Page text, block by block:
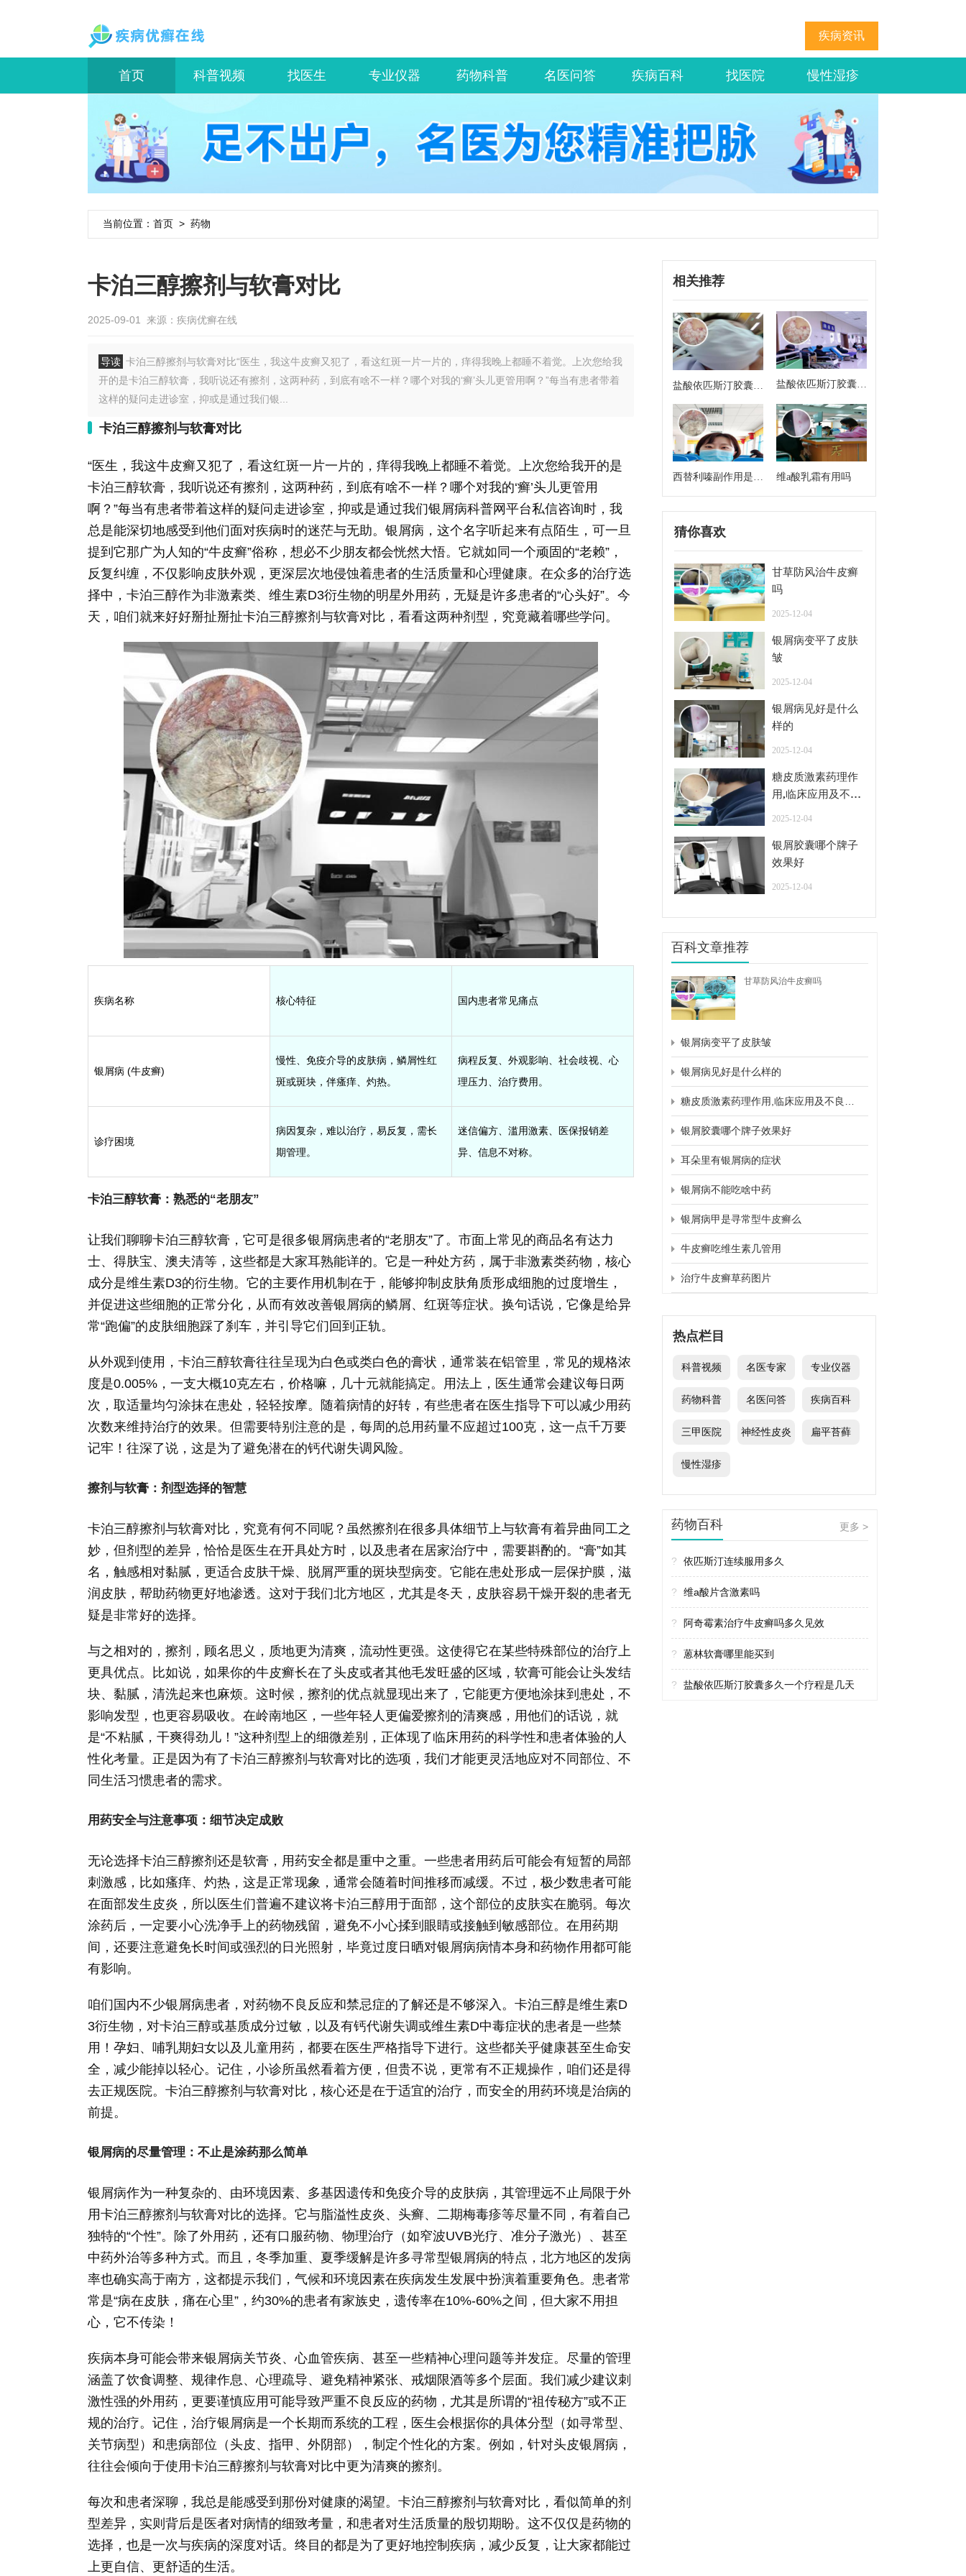
疾病资讯
首页 科普视频 找医生 专业仪器 药物科普 名医问答 疾病百科 找医院 慢性湿疹
当前位置： 首页 > 药物
卡泊三醇擦剂与软膏对比
2025-09-01 来源： 疾病优癣在线
导读 卡泊三醇擦剂与软膏对比“医生，我这牛皮癣又犯了，看这红斑一片一片的，痒得我晚上都睡不着觉。上次您给我
开的是卡泊三醇软膏，我听说还有擦剂，这两种药，到底有啥不一样？哪个对我的‘癣’头儿更管用啊？”每当有患者带着
这样的疑问走进诊室，抑或是通过我们银...
卡泊三醇擦剂与软膏对比
“医生，我这牛皮癣又犯了，看这红斑一片一片的，痒得我晚上都睡不着觉。上次您给我开的是
卡泊三醇软膏，我听说还有擦剂，这两种药，到底有啥不一样？哪个对我的‘癣’头儿更管用
啊？”每当有患者带着这样的疑问走进诊室，抑或是通过我们银屑病科普网平台私信咨询时，我
总是能深切地感受到他们面对疾病时的迷茫与无助。银屑病，这个名字听起来有点陌生，可一旦
提到它那广为人知的“牛皮癣”俗称，想必不少朋友都会恍然大悟。它就如同一个顽固的“老赖”，
反复纠缠，不仅影响皮肤外观，更深层次地侵蚀着患者的生活质量和心理健康。在众多的治疗选
择中，卡泊三醇作为非激素类、维生素D3衍生物的明星外用药，无疑是许多患者的“心头好”。今
天，咱们就来好好掰扯掰扯卡泊三醇擦剂与软膏对比，看看这两种剂型，究竟藏着哪些学问。
疾病名称 核心特征 国内患者常见痛点
银屑病 (牛皮癣)
慢性、免疫介导的皮肤病，鳞屑性红
斑或斑块，伴瘙痒、灼热。
病程反复、外观影响、社会歧视、心
理压力、治疗费用。
诊疗困境
病因复杂，难以治疗，易反复，需长
期管理。
迷信偏方、滥用激素、医保报销差
异、信息不对称。
卡泊三醇软膏：熟悉的“老朋友”
让我们聊聊卡泊三醇软膏，它可是很多银屑病患者的“老朋友”了。市面上常见的商品名有达力
士、得肤宝、澳夫清等，这些都是大家耳熟能详的。它是一种处方药，属于非激素类药物，核心
成分是维生素D3的衍生物。它的主要作用机制在于，能够抑制皮肤角质形成细胞的过度增生，
并促进这些细胞的正常分化，从而有效改善银屑病的鳞屑、红斑等症状。换句话说，它像是给异
常“跑偏”的皮肤细胞踩了刹车，并引导它们回到正轨。
从外观到使用，卡泊三醇软膏往往呈现为白色或类白色的膏状，通常装在铝管里，常见的规格浓
度是0.005%，一支大概10克左右，价格嘛，几十元就能搞定。用法上，医生通常会建议每日两
次，取适量均匀涂抹在患处，轻轻按摩。随着病情的好转，有些患者在医生指导下可以减少用药
次数来维持治疗的效果。但需要特别注意的是，每周的总用药量不应超过100克，这一点千万要
记牢！往深了说，这是为了避免潜在的钙代谢失调风险。
擦剂与软膏：剂型选择的智慧
卡泊三醇擦剂与软膏对比，究竟有何不同呢？虽然擦剂在很多具体细节上与软膏有着异曲同工之
妙，但剂型的差异，恰恰是医生在开具处方时，以及患者在居家治疗中，需要斟酌的。“膏”如其
名，触感相对黏腻，更适合皮肤干燥、脱屑严重的斑块型病变。它能在患处形成一层保护膜，滋
润皮肤，帮助药物更好地渗透。这对于我们北方地区，尤其是冬天，皮肤容易干燥开裂的患者无
疑是非常好的选择。
与之相对的，擦剂，顾名思义，质地更为清爽，流动性更强。这使得它在某些特殊部位的治疗上
更具优点。比如说，如果你的牛皮癣长在了头皮或者其他毛发旺盛的区域，软膏可能会让头发结
块、黏腻，清洗起来也麻烦。这时候，擦剂的优点就显现出来了，它能更方便地涂抹到患处，不
影响发型，也更容易吸收。在岭南地区，一些年轻人更偏爱擦剂的清爽感，用他们的话说，就
是“不粘腻，干爽得劲儿！”这种剂型上的细微差别，正体现了临床用药的科学性和患者体验的人
性化考量。正是因为有了卡泊三醇擦剂与软膏对比的选项，我们才能更灵活地应对不同部位、不
同生活习惯患者的需求。
用药安全与注意事项：细节决定成败
无论选择卡泊三醇擦剂还是软膏，用药安全都是重中之重。一些患者用药后可能会有短暂的局部
刺激感，比如瘙痒、灼热，这是正常现象，通常会随着时间推移而减缓。不过，极少数患者可能
在面部发生皮炎，所以医生们普遍不建议将卡泊三醇用于面部，这个部位的皮肤实在脆弱。每次
涂药后，一定要小心洗净手上的药物残留，避免不小心揉到眼睛或接触到敏感部位。在用药期
间，还要注意避免长时间或强烈的日光照射，毕竟过度日晒对银屑病病情本身和药物作用都可能
有影响。
咱们国内不少银屑病患者，对药物不良反应和禁忌症的了解还是不够深入。卡泊三醇是维生素D
3衍生物，对卡泊三醇或基质成分过敏，以及有钙代谢失调或维生素D中毒症状的患者是一些禁
用！孕妇、哺乳期妇女以及儿童用药，都要在医生严格指导下进行。这些都关乎健康甚至生命安
全，减少能掉以轻心。记住，小诊所虽然看着方便，但贵不说，更常有不正规操作，咱们还是得
去正规医院。卡泊三醇擦剂与软膏对比，核心还是在于适宜的治疗，而安全的用药环境是治病的
前提。
银屑病的尽量管理：不止是涂药那么简单
银屑病作为一种复杂的、由环境因素、多基因遗传和免疫介导的皮肤病，其管理远不止局限于外
用卡泊三醇擦剂与软膏对比的选择。它与脂溢性皮炎、头癣、二期梅毒疹等尽量不同，有着自己
独特的“个性”。除了外用药，还有口服药物、物理治疗（如窄波UVB光疗、准分子激光）、甚至
中药外治等多种方式。而且，冬季加重、夏季缓解是许多寻常型银屑病的特点，北方地区的发病
率也确实高于南方，这都提示我们，气候和环境因素在疾病发生发展中扮演着重要角色。患者常
常是“病在皮肤，痛在心里”，约30%的患者有家族史，遗传率在10%-60%之间，但大家不用担
心，它不传染！
疾病本身可能会带来银屑病关节炎、心血管疾病、甚至一些精神心理问题等并发症。尽量的管理
涵盖了饮食调整、规律作息、心理疏导、避免精神紧张、戒烟限酒等多个层面。我们减少建议刺
激性强的外用药，更要谨慎应用可能导致严重不良反应的药物，尤其是所谓的“祖传秘方”或不正
规的治疗。记住，治疗银屑病是一个长期而系统的工程，医生会根据你的具体分型（如寻常型、
关节病型）和患病部位（头皮、指甲、外阴部），制定个性化的方案。例如，针对头皮银屑病，
往往会倾向于使用卡泊三醇擦剂与软膏对比中更为清爽的擦剂。
每次和患者深聊，我总是能感受到那份对健康的渴望。卡泊三醇擦剂与软膏对比，看似简单的剂
型差异，实则背后是医者对病情的细致考量，和患者对生活质量的殷切期盼。这不仅仅是药物的
选择，也是一次与疾病的深度对话。终目的都是为了更好地控制疾病，减少反复，让大家都能过
上更自信、更舒适的生活。
相关推荐
盐酸依匹斯汀胶囊多
久一个疗程是几天
盐酸依匹斯汀胶囊来
西替利嗪副作用是什
么
维a酸乳霜有用吗
猜你喜欢
甘草防风治牛皮癣
吗
2025-12-04
银屑病变平了皮肤
皱
2025-12-04
银屑病见好是什么
样的
2025-12-04
糖皮质激素药理作
用,临床应用及不良
2025-12-04
银屑胶囊哪个牌子
效果好
2025-12-04
百科文章推荐
甘草防风治牛皮癣吗
银屑病变平了皮肤皱
银屑病见好是什么样的
银屑胶囊哪个牌子效果好
耳朵里有银屑病的症状
银屑病不能吃啥中药
银屑病甲是寻常型牛皮癣么
牛皮癣吃维生素几管用
治疗牛皮癣草药图片
热点栏目
科普视频 名医专家 专业仪器
药物科普 名医问答 疾病百科
三甲医院 神经性皮炎 扁平苔藓
慢性湿疹
药物百科 更多 >
? 依匹斯汀连续服用多久
? 维a酸片含激素吗
? 阿奇霉素治疗牛皮癣吗多久见效
? 蒽林软膏哪里能买到
? 盐酸依匹斯汀胶囊多久一个疗程是几天